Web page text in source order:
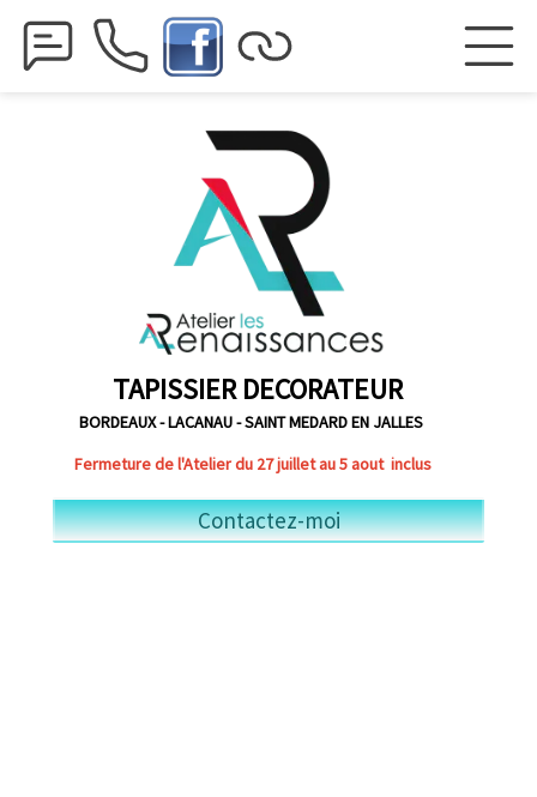
TAPISSIER DECORATEUR
BORDEAUX - LACANAU - SAINT MEDARD EN JALLES
Fermeture de l'Atelier du 27 juillet au 5 aout inclus
Contactez-moi